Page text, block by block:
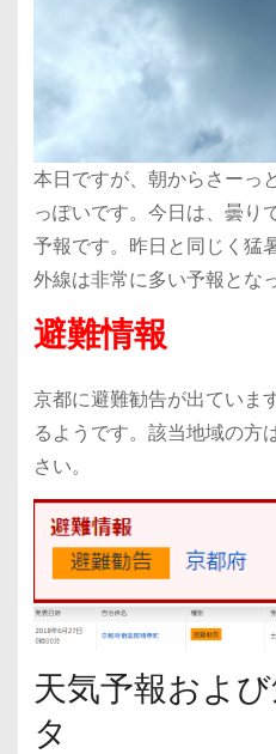
本日ですが、朝からさーっ
っぽいです。今日は、曇り
予報です。昨日と同じく猛
外線は非常に多い予報とな
避難情報
京都に避難勧告が出ていま
るようです。該当地域の方
さい。
天気予報およ
タ